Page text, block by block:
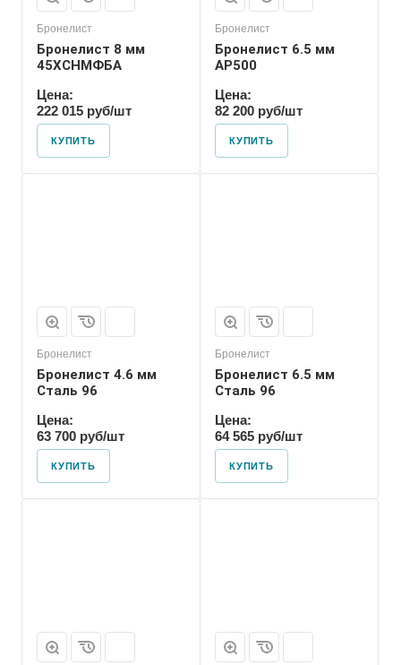
Бронелист
Бронелист 8 мм
45ХСНМФБА
Цена:
222 015 руб/шт
КУПИТЬ
Бронелист
Бронелист 6.5 мм
АР500
Цена:
82 200 руб/шт
КУПИТЬ
Бронелист
Бронелист 4.6 мм
Сталь 96
Цена:
63 700 руб/шт
КУПИТЬ
Бронелист
Бронелист 6.5 мм
Сталь 96
Цена:
64 565 руб/шт
КУПИТЬ